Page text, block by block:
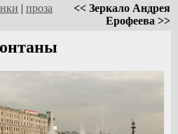
| проза
<< Зеркало Андрея
Ерофеева >>